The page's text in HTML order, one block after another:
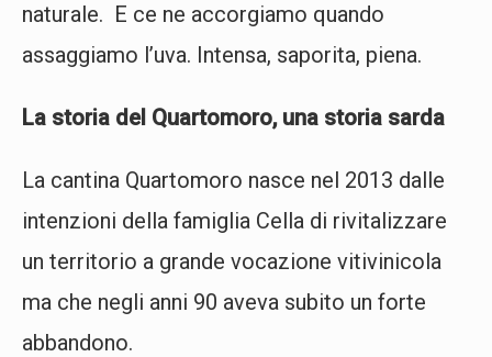
naturale. E ce ne accorgiamo quando
assaggiamo l’uva. Intensa, saporita, piena.
La storia del Quartomoro, una storia sarda
La cantina Quartomoro nasce nel 2013 dalle
intenzioni della famiglia Cella di rivitalizzare
un territorio a grande vocazione vitivinicola
ma che negli anni 90 aveva subito un forte
abbandono.